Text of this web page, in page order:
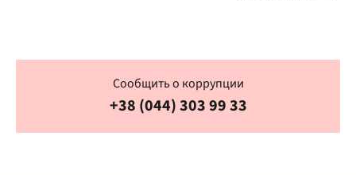
Сообщить о коррупции
+38 (044) 303 99 33